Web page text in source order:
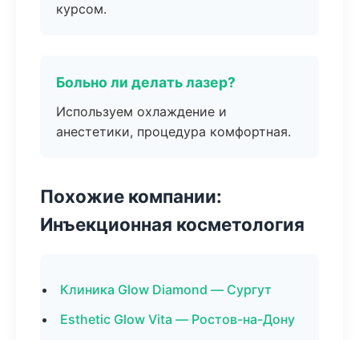
курсом.
Больно ли делать лазер?
Используем охлаждение и
анестетики, процедура комфортная.
Похожие компании:
Инъекционная косметология
Клиника Glow Diamond — Сургут
Esthetic Glow Vita — Ростов-на-Дону